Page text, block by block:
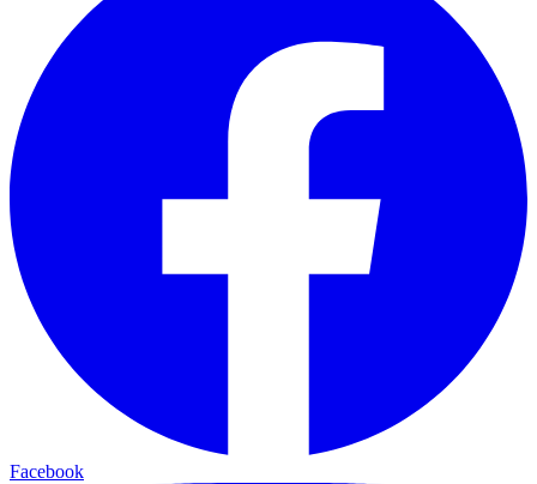
Facebook